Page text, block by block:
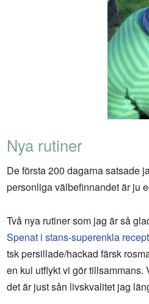
Nya rutiner
De första 200 dagarna satsade
personliga välbefinnandet är ju
Två nya rutiner som jag är så
Spenat i stans-superenkla recept
tsk persillade/hackad färsk
en kul utflykt vi gör tillsammans.
det är just sån livskvalitet jag